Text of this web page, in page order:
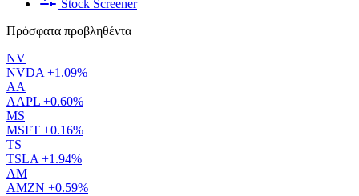
Stock Screener
Πρόσφατα προβληθέντα
NV
NVDA +1.09%
AA
AAPL +0.60%
MS
MSFT +0.16%
TS
TSLA +1.94%
AM
AMZN +0.59%